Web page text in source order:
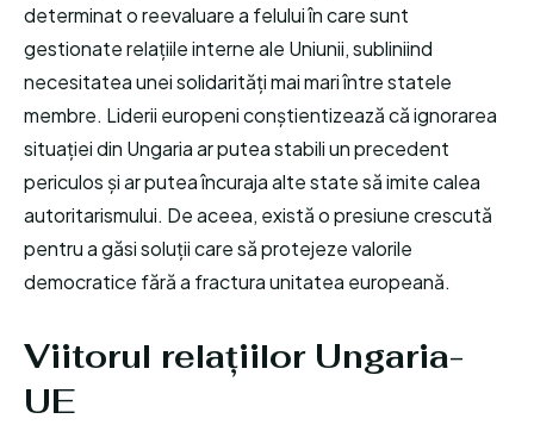
determinat o reevaluare a felului în care sunt
gestionate relațiile interne ale Uniunii, subliniind
necesitatea unei solidarități mai mari între statele
membre. Liderii europeni conștientizează că ignorarea
situației din Ungaria ar putea stabili un precedent
periculos și ar putea încuraja alte state să imite calea
autoritarismului. De aceea, există o presiune crescută
pentru a găsi soluții care să protejeze valorile
democratice fără a fractura unitatea europeană.
Viitorul relațiilor Ungaria-
UE